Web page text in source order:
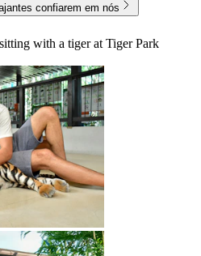
confiarem em nós
with a tiger at Tiger Park